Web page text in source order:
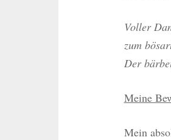
Voller
zum
Der
Meine
Mein